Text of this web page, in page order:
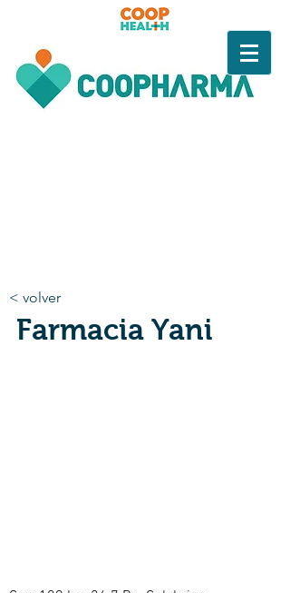
< volver
Farmacia Yani